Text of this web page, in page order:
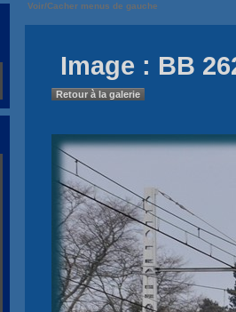
Voir/Cacher menus de gauche
Image : BB
Retour à la galerie